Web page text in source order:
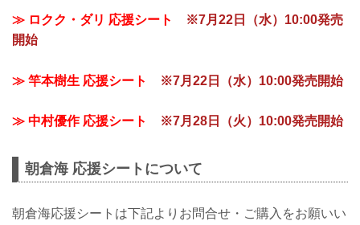
≫ ロクク・ダリ 応援シート
※7月22日（水）10:00発売
開始
≫ 竿本樹生 応援シート ※7月22日（水）10:00発売開始
≫ 中村優作 応援シート ※7月28日（火）10:00発売開始
朝倉海 応援シートについて
朝倉海応援シートは下記よりお問合せ・ご購入をお願いい